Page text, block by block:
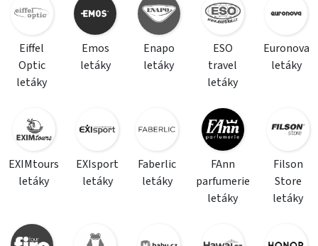
Eiffel
Optic
letáky
Emos
letáky
Enapo
letáky
ESO
travel
letáky
Euronova
letáky
EXIMtours
letáky
EXIsport
letáky
Faberlic
letáky
FAnn
parfumerie
letáky
Filson
Store
letáky